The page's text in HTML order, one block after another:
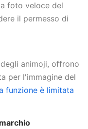
foto veloce del
il permesso di
animoji, offrono
per l'immagine del
funzione è limitata